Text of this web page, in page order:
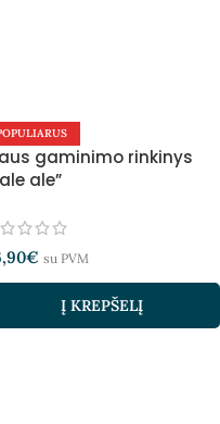
gaminimo rinkinys
ale”
€ su PVM
Į KREPŠELĮ